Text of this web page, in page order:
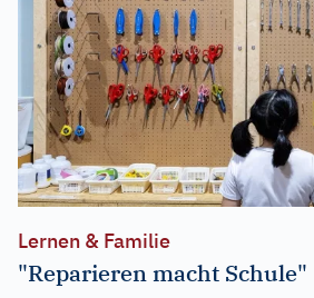
Lernen & Familie
"Reparieren macht Schule"